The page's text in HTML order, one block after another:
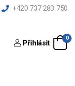
+420 737 283 750
Přihlásit
0